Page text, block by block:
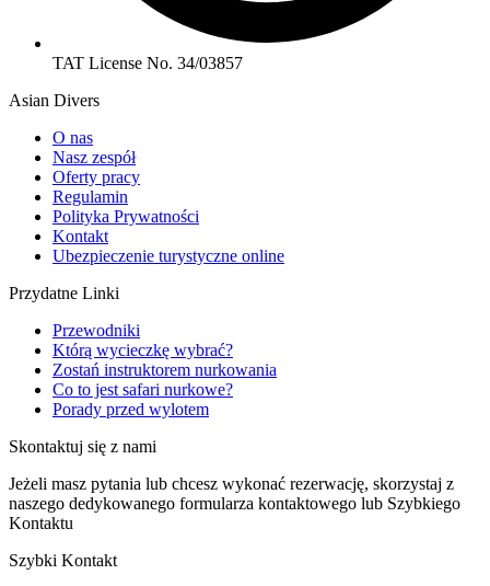
TAT License No. 34/03857
Asian Divers
O nas
Nasz zespół
Oferty pracy
Regulamin
Polityka Prywatności
Kontakt
Ubezpieczenie turystyczne online
Przydatne Linki
Przewodniki
Którą wycieczkę wybrać?
Zostań instruktorem nurkowania
Co to jest safari nurkowe?
Porady przed wylotem
Skontaktuj się z nami
Jeżeli masz pytania lub chcesz wykonać rezerwację, skorzystaj z
naszego dedykowanego formularza kontaktowego lub Szybkiego
Kontaktu
Szybki Kontakt